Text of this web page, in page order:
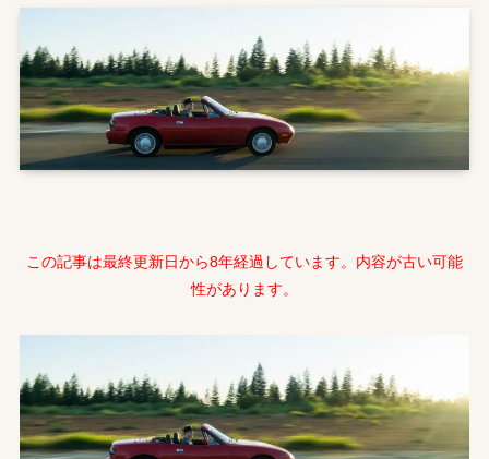
この記事は最終更新日から8年経過しています。内容が古い可能
性があります。